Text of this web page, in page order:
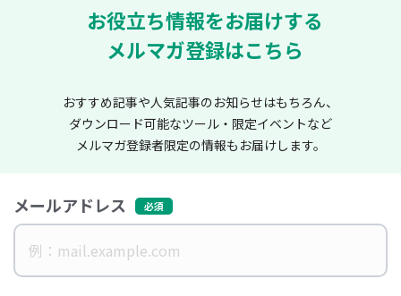
お役立ち情報をお届けする
メルマガ登録はこちら
おすすめ記事や人気記事のお知らせはもちろん、
ダウンロード可能なツール・限定イベントなど
メルマガ登録者限定の情報もお届けします。
メールアドレス